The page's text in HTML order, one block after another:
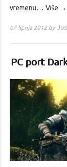
vremenu… Više →
07 lipnja 2012 by
PC port